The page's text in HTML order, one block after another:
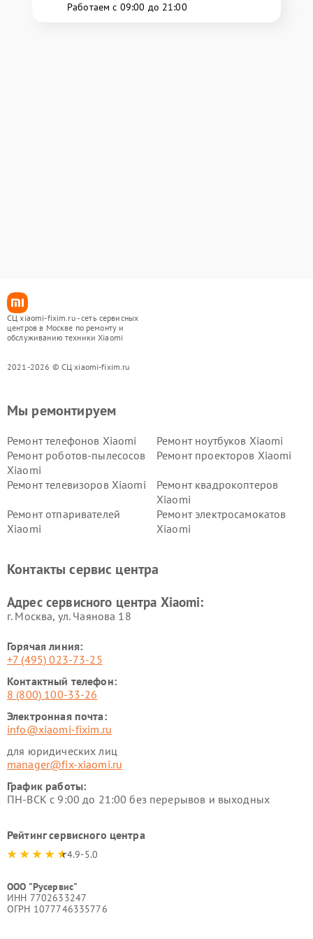
Работаем с 09:00 до 21:00
СЦ xiaomi-fixim.ru - сеть сервисных
центров в Москве по ремонту и
обслуживанию техники Xiaomi
2021-2026 © СЦ xiaomi-fixim.ru
Мы ремонтируем
Ремонт телефонов Xiaomi
Ремонт ноутбуков Xiaomi
Ремонт роботов-пылесосов
Xiaomi
Ремонт проекторов Xiaomi
Ремонт телевизоров Xiaomi
Ремонт квадрокоптеров
Xiaomi
Ремонт отпаривателей
Xiaomi
Ремонт электросамокатов
Xiaomi
Ремонт стиральных машин
Ремонт смарт-часов Xiaomi
Контакты сервис центра
Адрес сервисного центра Xiaomi:
г. Москва, ул. Чаянова 18
Горячая линия:
+7 (495) 023-73-25
Контактный телефон:
8 (800) 100-33-26
Электронная почта:
info@xiaomi-fixim.ru
для юридических лиц
manager@fix-xiaomi.ru
График работы:
ПН-ВСК с 9:00 до 21:00 без перерывов и выходных
Рейтинг сервисного центра
4.9-5.0
ООО "Русервис"
ИНН 7702633247
ОГРН 1077746335776